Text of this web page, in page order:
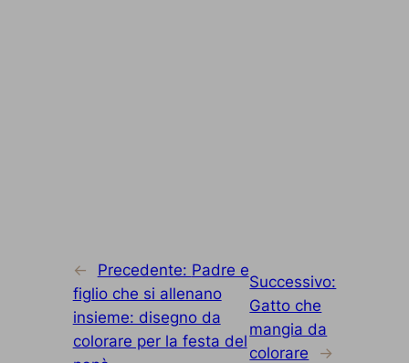
← Precedente: Padre e
figlio che si allenano
insieme: disegno da
colorare per la festa del
Successivo:
Gatto che
mangia da
colorare
→